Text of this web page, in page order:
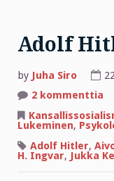
Adolf
by Juha Siro
2 kommenttia
Lukeminen,
Adolf Hitler,
H. Ingvar, Jukka